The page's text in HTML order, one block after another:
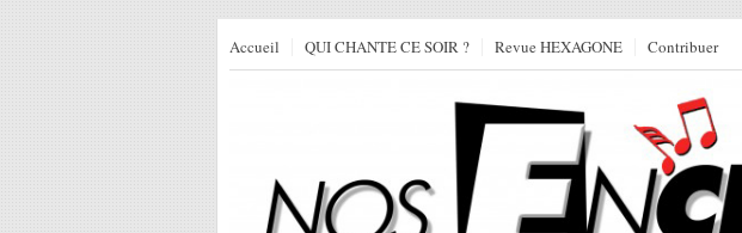
Accueil QUI CHANTE CE SOIR ? Revue HEXAGONE Contribuer